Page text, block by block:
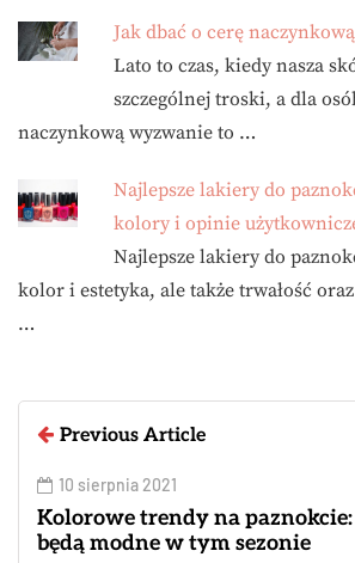
Jak dbać o cerę
Lato to czas, kiedy nasza
szczególnej troski, a dla
naczynkową wyzwanie to …
Najlepsze lakiery do
kolory i opinie
Najlepsze lakiery do
kolor i estetyka, ale także trwałość
…
Previous Article
10 sierpnia 2021
Kolorowe trendy na
będą modne w tym sezonie